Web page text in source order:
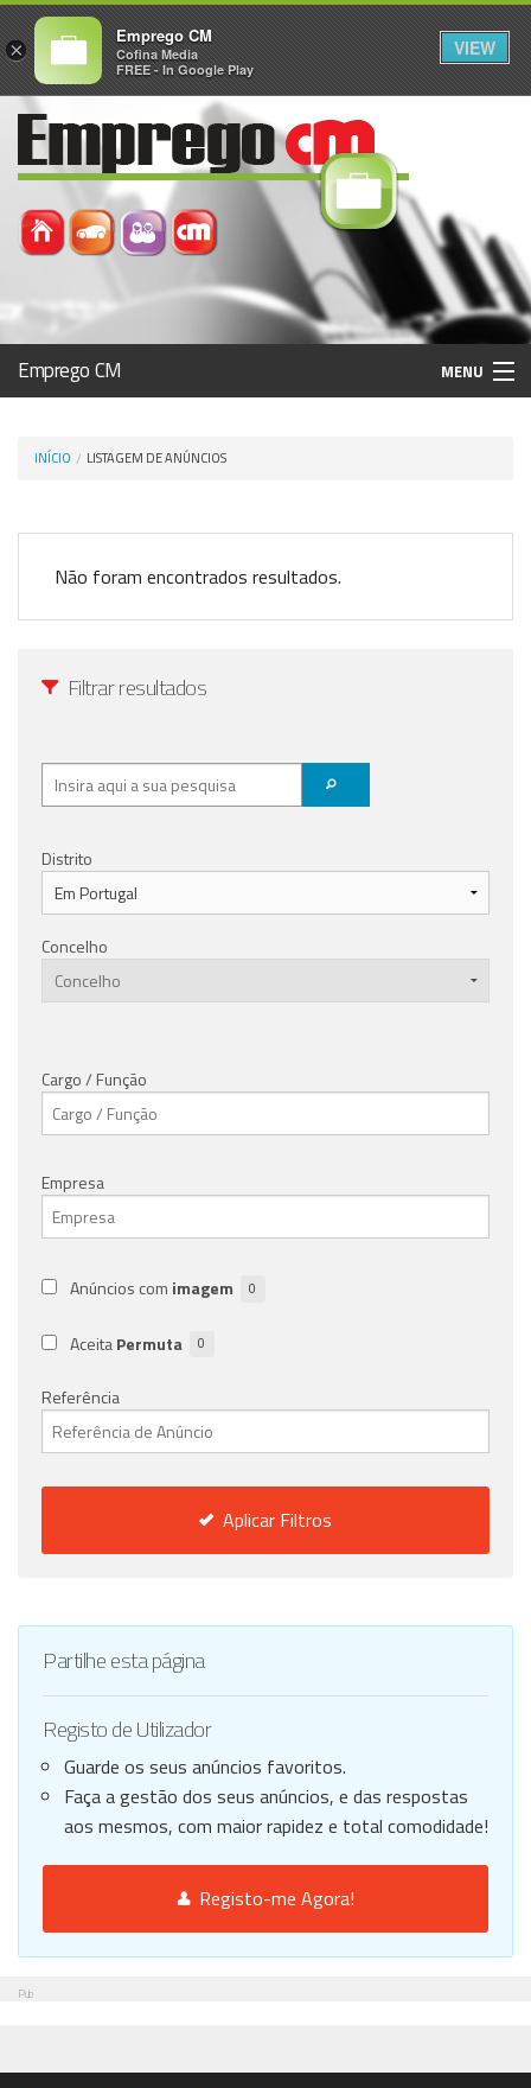
Emprego CM MENU
Histórico
INÍCIO LISTAGEM DE ANÚNCIOS
Não foram encontrados resultados.
Filtrar resultados
Distrito
Concelho
Cargo / Função
Empresa
Anúncios com imagem 0
AceitaPermuta 0
Referência
Aplicar Filtros
Partilhe esta página
Registo de Utilizador
Guarde os seus anúncios favoritos.
Faça a gestão dos seus anúncios, e das respostas
aos mesmos, com maior rapidez e total comodidade!
Registo-me Agora!
Pub
×
Emprego CM
Cofina Media
FREE - In Google Play
VIEW